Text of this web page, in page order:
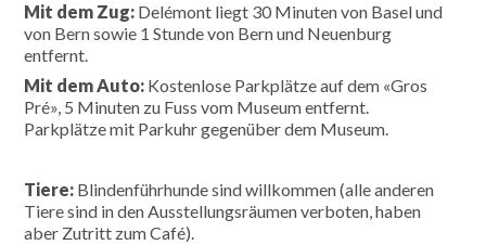
Mit dem Zug: Delémont liegt 30 Minuten von Basel und
von Bern sowie 1 Stunde von Bern und Neuenburg
entfernt.
Mit dem Auto: Kostenlose Parkplätze auf dem «Gros
Pré», 5 Minuten zu Fuss vom Museum entfernt.
Parkplätze mit Parkuhr gegenüber dem Museum.
Tiere: Blindenführhunde sind willkommen (alle anderen
Tiere sind in den Ausstellungsräumen verboten, haben
aber Zutritt zum Café).